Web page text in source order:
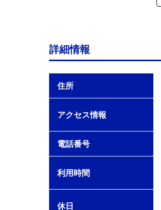
詳細情報
住所
アクセス情報
電話番号
利用時間
休日